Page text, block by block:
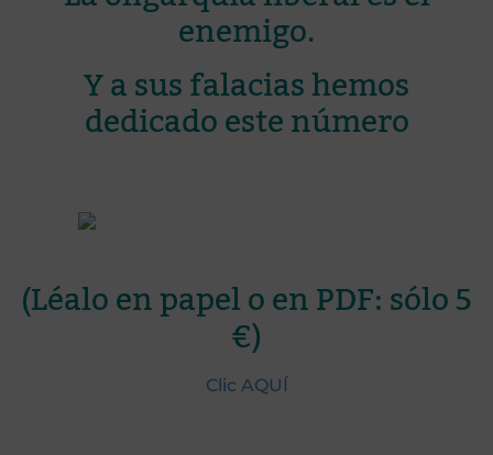
enemigo.
Y a sus falacias hemos
dedicado este número
(Léalo en papel o en PDF: sólo 5
€)
Clic AQUÍ